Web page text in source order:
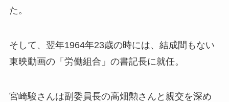
た。
そして、翌年1964年23歳の時には、結成間もない
東映動画の「労働組合」の書記長に就任。
宮崎駿さんは副委員長の高畑勲さんと親交を深め